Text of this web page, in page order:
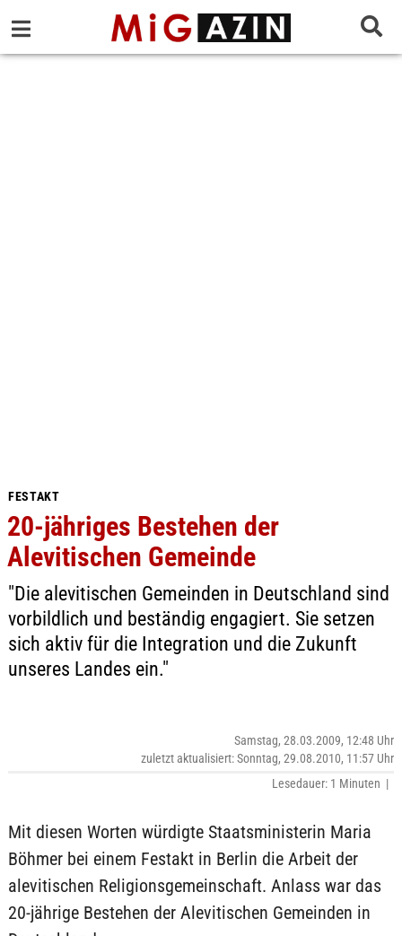
FESTAKT
20-jähriges Bestehen der
Alevitischen Gemeinde
"Die alevitischen Gemeinden in Deutschland sind
vorbildlich und beständig engagiert. Sie setzen
sich aktiv für die Integration und die Zukunft
unseres Landes ein."
Samstag, 28.03.2009, 12:48 Uhr
zuletzt aktualisiert: Sonntag, 29.08.2010, 11:57 Uhr
Lesedauer: 1 Minuten |
Mit diesen Worten würdigte Staatsministerin Maria
Böhmer bei einem Festakt in Berlin die Arbeit der
alevitischen Religionsgemeinschaft. Anlass war das
20-jährige Bestehen der Alevitischen Gemeinden in